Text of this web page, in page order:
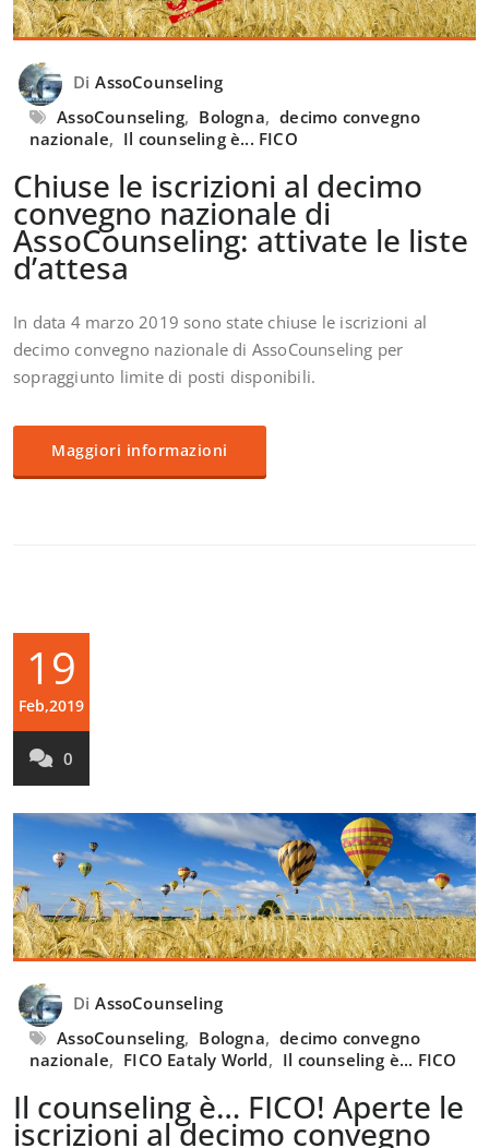
Di AssoCounseling
AssoCounseling, Bologna, decimo convegno
nazionale, Il counseling è... FICO
Chiuse le iscrizioni al decimo
convegno nazionale di
AssoCounseling: attivate le liste
d’attesa
In data 4 marzo 2019 sono state chiuse le iscrizioni al
decimo convegno nazionale di AssoCounseling per
sopraggiunto limite di posti disponibili.
Maggiori informazioni
19
Feb,2019
0
Di AssoCounseling
AssoCounseling, Bologna, decimo convegno
nazionale, FICO Eataly World, Il counseling è... FICO
Il counseling è… FICO! Aperte le
iscrizioni al decimo convegno